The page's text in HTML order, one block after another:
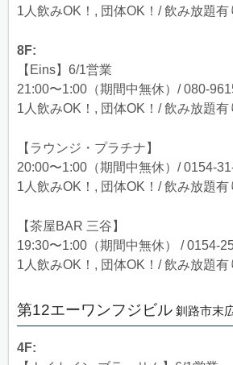
1人飲みOK！, 団体OK！/ 飲み放題有
8F:
【Eins】6/1営業
21:00〜1:00（期間中無休）/ 080-
1人飲みOK！, 団体OK！/ 飲み放題有
【ラウンジ・プラチナ】
20:00〜1:00（期間中無休）/ 0154-
1人飲みOK！, 団体OK！/ 飲み放題有
【茶屋BAR 三谷】
19:30〜1:00（期間中無休） / 0154-
1人飲みOK！, 団体OK！/ 飲み放題有
第12エーワンフジビル 釧路市末
4F: